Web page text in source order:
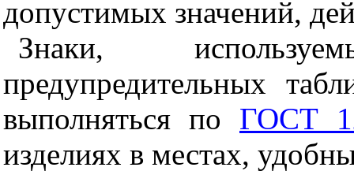
допустимых значений,
Знаки,
предупредительных
выполняться по ГОСТ
изделиях в местах,